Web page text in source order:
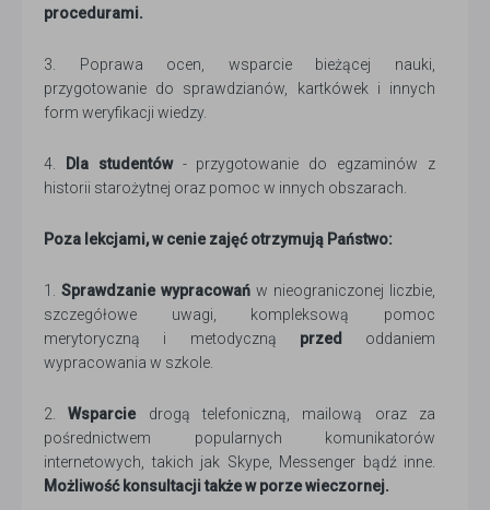
procedurami.
3. Poprawa ocen, wsparcie bieżącej nauki,
przygotowanie do sprawdzianów, kartkówek i innych
form weryfikacji wiedzy.
4. Dla studentów- przygotowanie do egzaminów z
historii starożytnej oraz pomoc w innych obszarach.
Poza lekcjami, w cenie zajęć otrzymują Państwo:
1. Sprawdzanie wypracowań w nieograniczonej liczbie,
szczegółowe uwagi, kompleksową pomoc
merytoryczną i metodyczną przed
oddaniem
wypracowania w szkole.
2.Wsparciedrogą telefoniczną, mailową oraz za
pośrednictwem popularnych komunikatorów
internetowych, takich jak Skype, Messenger bądź inne.
Możliwość konsultacji także w porze wieczornej.